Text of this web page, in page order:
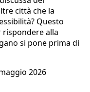
città che la
Questo
alla
si pone prima di
2026